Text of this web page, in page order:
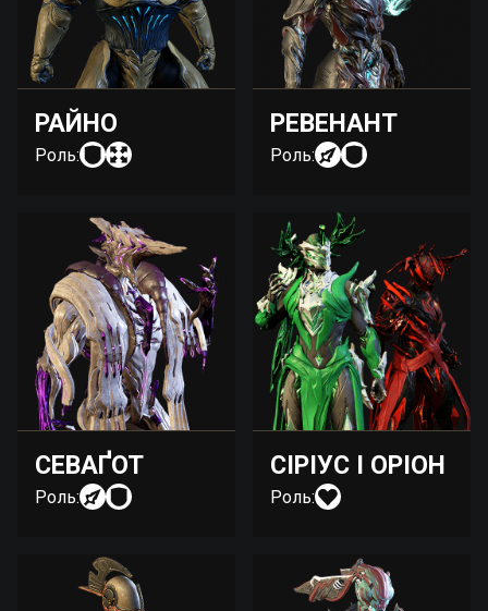
РАЙНО
Роль:
РЕВЕНАНТ
Роль:
СЕВАҐОТ
Роль:
СІРІУС І ОРІОН
Роль: